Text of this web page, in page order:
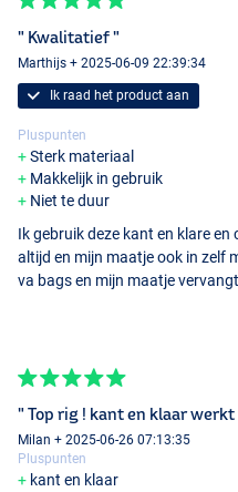
" Kwalitatief "
Marthijs + 2025-06-09 22:39:34
Ik raad het product aan
Pluspunten
Sterk materiaal
Makkelijk in gebruik
Niet te duur
Ik gebruik deze kant en klare
altijd en mijn maatje ook in zelf
va bags en mijn maatje
" Top rig ! kant en klaar
Milan + 2025-06-26 07:13:35
Pluspunten
kant en klaar